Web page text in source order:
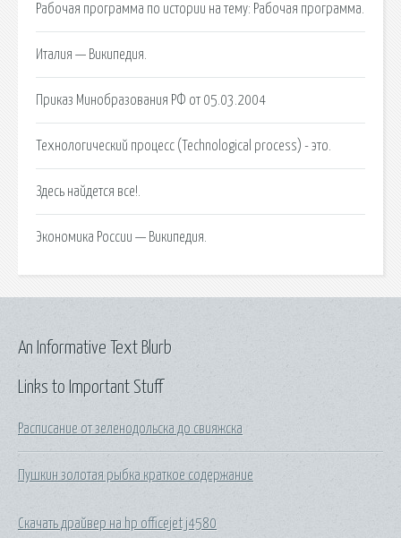
Рабочая программа по истории на тему: Рабочая программа.
Италия — Википедия.
Приказ Минобразования РФ от 05.03.2004
Технологический процесс (Technological process) - это.
Здесь найдется все!.
Экономика России — Википедия.
Links to Important Stuff
Расписание от зеленодольска до свияжска
Пушкин золотая рыбка краткое содержание
Скачать драйвер на hp officejet j4580
An Informative Text Blurb